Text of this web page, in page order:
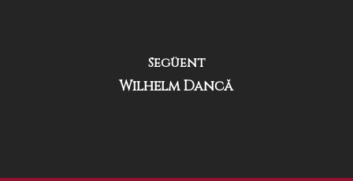
Següent
Wilhelm Dancă